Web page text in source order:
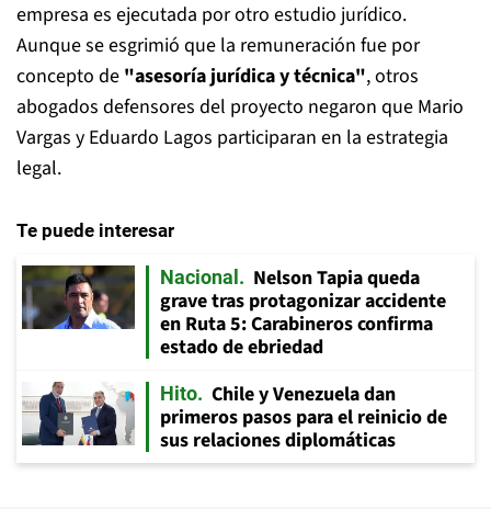
empresa es ejecutada por otro estudio jurídico.
Aunque se esgrimió que la remuneración fue por
concepto de "asesoría jurídica y técnica", otros
abogados defensores del proyecto negaron que Mario
Vargas y Eduardo Lagos participaran en la estrategia
legal.
Te puede interesar
Nacional
Nelson Tapia queda
grave tras protagonizar accidente
en Ruta 5: Carabineros confirma
estado de ebriedad
Hito
Chile y Venezuela dan
primeros pasos para el reinicio de
sus relaciones diplomáticas